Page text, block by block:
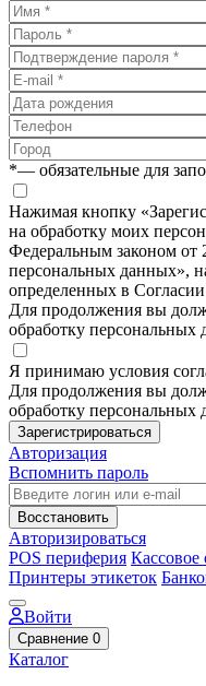
*— обязательные для
Нажимая кнопку
на обработку моих
Федеральным законом
персональных данных»,
определенных в
Для продолжения вы
обработку персональных
Я принимаю условия
Для продолжения вы
обработку персональных
Зарегистрироваться
Авторизация
Вспомнить пароль
Восстановить
Авторизироваться
POS периферия Кассовое
Принтеры этикеток
Войти
Сравнение 0
Каталог